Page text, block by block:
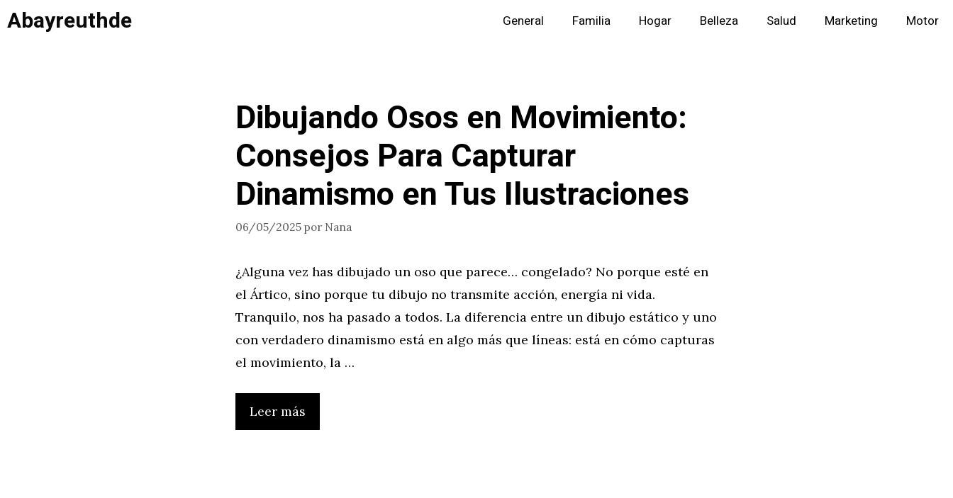
Saltar
alAbayreuthde General Familia Hogar Belleza Salud Marketing Motor
Dibujando Osos en Movimiento:
Consejos Para Capturar
Dinamismo en Tus Ilustraciones
06/05/2025 por Nana
¿Alguna vez has dibujado un oso que parece… congelado? No porque esté en
el Ártico, sino porque tu dibujo no transmite acción, energía ni vida.
Tranquilo, nos ha pasado a todos. La diferencia entre un dibujo estático y uno
con verdadero dinamismo está en algo más que líneas: está en cómo capturas
el movimiento, la …
Leer más